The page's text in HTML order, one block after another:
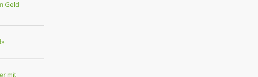
Geld
mit